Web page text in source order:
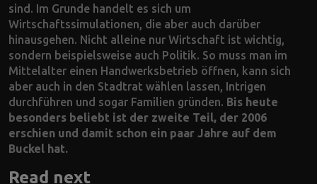
sind. Im Grunde handelt es sich um
Wirtschaftssimulationen, die aber auch darüber
hinausgehen. Nicht alleine nur Wirtschaft ist wichtig,
sondern beispielsweise auch Politik. So muss man im
Mittelalter einen Handwerksbetrieb öffnen, kann sich
aber auch in den Stadtrat wählen lassen, Intrigen
durchführen und sogar Familien gründen. Bis heute
besonders beliebt ist der zweite Teil, der 2006
erschien und damit schon ein paar Jahre auf dem
Buckel hat.
Read next